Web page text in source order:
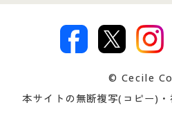
著作権・商標について
プレゼント＆キャンペーン
交換・返品は
ついて
© Cecile
本サイトの無断複写(コピー)・